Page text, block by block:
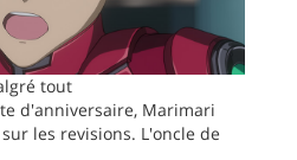
tout
d'anniversaire, Marimari
les revisions. L'oncle de